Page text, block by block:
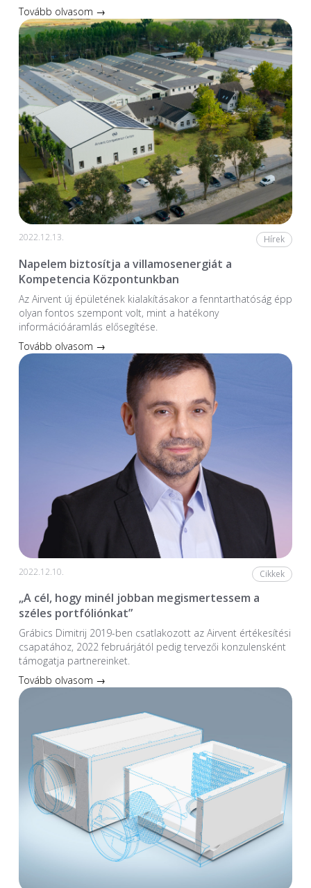
Tovább olvasom →
2022.12.13. Hírek
Napelem biztosítja a villamosenergiát a
Kompetencia Központunkban
Az Airvent új épületének kialakításakor a fenntarthatóság épp
olyan fontos szempont volt, mint a hatékony
információáramlás elősegítése.
Tovább olvasom →
2022.12.10. Cikkek
„A cél, hogy minél jobban megismertessem a
széles portfóliónkat”
Grábics Dimitrij 2019-ben csatlakozott az Airvent értékesítési
csapatához, 2022 februárjától pedig tervezői konzulensként
támogatja partnereinket.
Tovább olvasom →